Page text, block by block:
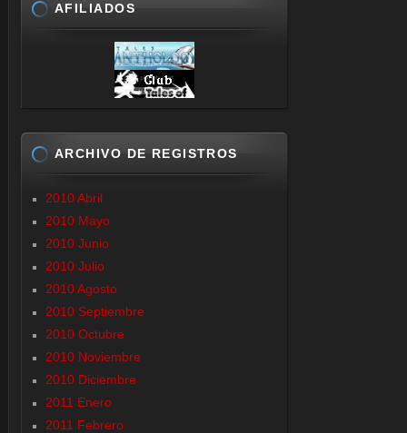
AFILIADOS
ARCHIVO DE REGISTROS
2010 Abril
2010 Mayo
2010 Junio
2010 Julio
2010 Agosto
2010 Septiembre
2010 Octubre
2010 Noviembre
2010 Diciembre
2011 Enero
2011 Febrero